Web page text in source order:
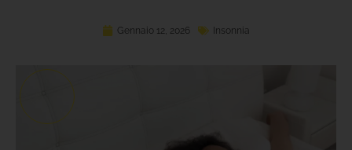
Gennaio 12, 2026 Insonnia